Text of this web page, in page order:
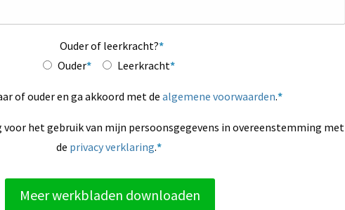
Ouder of leerkracht?
Ouder
Leerkracht
of ouder en ga akkoord met dealgemene voorwaarden.
het gebruik van mijn persoonsgegevens in overeenstemming met
de privacy verklaring.